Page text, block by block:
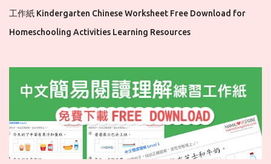
工作紙 Kindergarten Chinese Worksheet Free Download for
Homeschooling Activities Learning Resources